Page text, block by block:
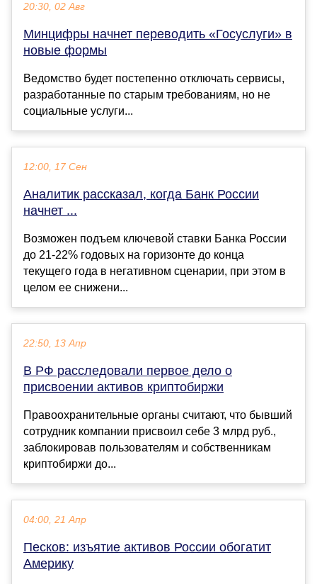
20:30, 02 Авг
Минцифры начнет переводить «Госуслуги» в
новые формы
Ведомство будет постепенно отключать сервисы,
разработанные по старым требованиям, но не
социальные услуги...
12:00, 17 Сен
Аналитик рассказал, когда Банк России
начнет ...
Возможен подъем ключевой ставки Банка России
до 21-22% годовых на горизонте до конца
текущего года в негативном сценарии, при этом в
целом ее снижени...
22:50, 13 Апр
В РФ расследовали первое дело о
присвоении активов криптобиржи
Правоохранительные органы считают, что бывший
сотрудник компании присвоил себе 3 млрд руб.,
заблокировав пользователям и собственникам
криптобиржи до...
04:00, 21 Апр
Песков: изъятие активов России обогатит
Америку